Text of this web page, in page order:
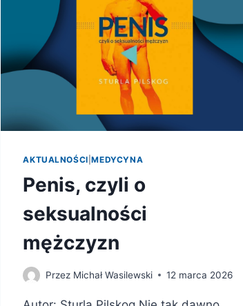
AKTUALNOŚCI |MEDYCYNA
Penis, czyli o
seksualności
mężczyzn
Przez Michał Wasilewski 12 marca 2026